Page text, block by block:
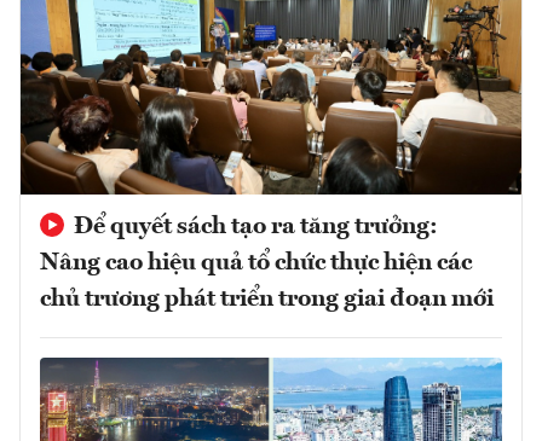
Để quyết sách tạo ra tăng trưởng:
Nâng cao hiệu quả tổ chức thực hiện các
chủ trương phát triển trong giai đoạn mới